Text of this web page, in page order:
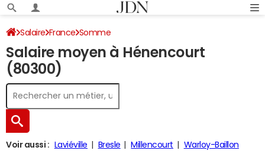
Salaire France Somme
Salaire moyen à Hénencourt
(80300)
Voir aussi : Laviéville Bresle Millencourt Warloy-Baillon